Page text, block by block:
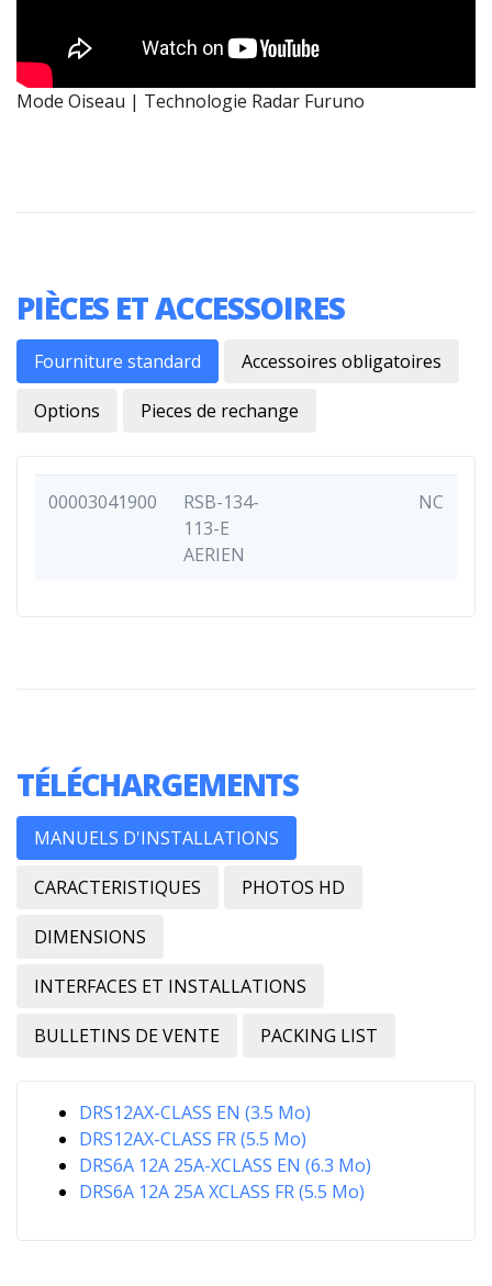
Mode Oiseau | Technologie Radar Furuno
PIÈCES ET ACCESSOIRES
Fourniture standard Accessoires obligatoires
Options Pieces de rechange
00003041900
RSB-134-
113-E
AERIEN
NC
TÉLÉCHARGEMENTS
MANUELS D'INSTALLATIONS
CARACTERISTIQUES PHOTOS HD
DIMENSIONS
INTERFACES ET INSTALLATIONS
BULLETINS DE VENTE PACKING LIST
DRS12AX-CLASS EN (3.5 Mo)
DRS12AX-CLASS FR (5.5 Mo)
DRS6A 12A 25A-XCLASS EN (6.3 Mo)
DRS6A 12A 25A XCLASS FR (5.5 Mo)